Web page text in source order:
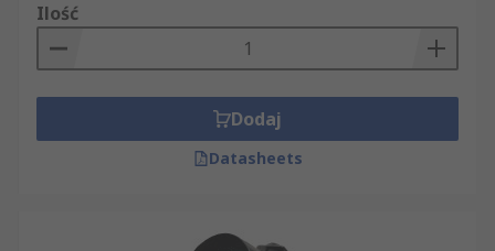
Ilość
Dodaj
Datasheets